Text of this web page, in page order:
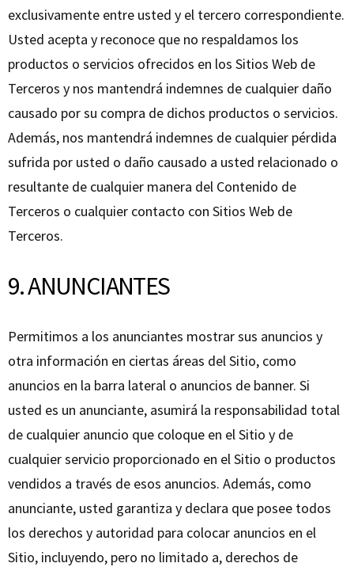
exclusivamente entre usted y el tercero correspondiente.
Usted acepta y reconoce que no respaldamos los
productos o servicios ofrecidos en los Sitios Web de
Terceros y nos mantendrá indemnes de cualquier daño
causado por su compra de dichos productos o servicios.
Además, nos mantendrá indemnes de cualquier pérdida
sufrida por usted o daño causado a usted relacionado o
resultante de cualquier manera del Contenido de
Terceros o cualquier contacto con Sitios Web de
Terceros.
9. ANUNCIANTES
Permitimos a los anunciantes mostrar sus anuncios y
otra información en ciertas áreas del Sitio, como
anuncios en la barra lateral o anuncios de banner. Si
usted es un anunciante, asumirá la responsabilidad total
de cualquier anuncio que coloque en el Sitio y de
cualquier servicio proporcionado en el Sitio o productos
vendidos a través de esos anuncios. Además, como
anunciante, usted garantiza y declara que posee todos
los derechos y autoridad para colocar anuncios en el
Sitio, incluyendo, pero no limitado a, derechos de